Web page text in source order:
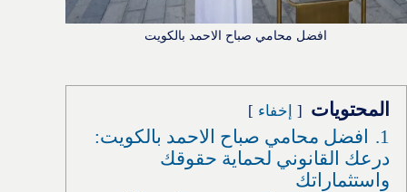
افضل محامي صباح الاحمد بالكويت
المحتويات إخفاء
1.
افضل محامي صباح الاحمد بالكويت:
درعك القانوني لحماية حقوقك
واستثماراتك